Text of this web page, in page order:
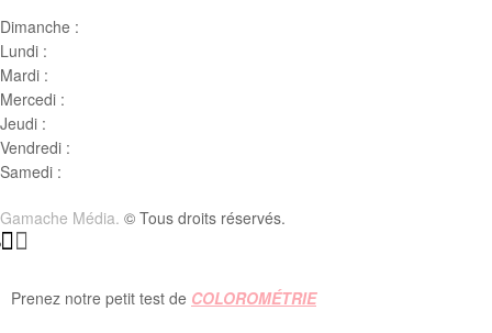
Dimanche :
Lundi :
Mardi :
Mercedi :
Jeudi :
Vendredi :
Samedi :
Gamache Média. © Tous droits réservés.
Prenez notre petit test de COLOROMÉTRIE